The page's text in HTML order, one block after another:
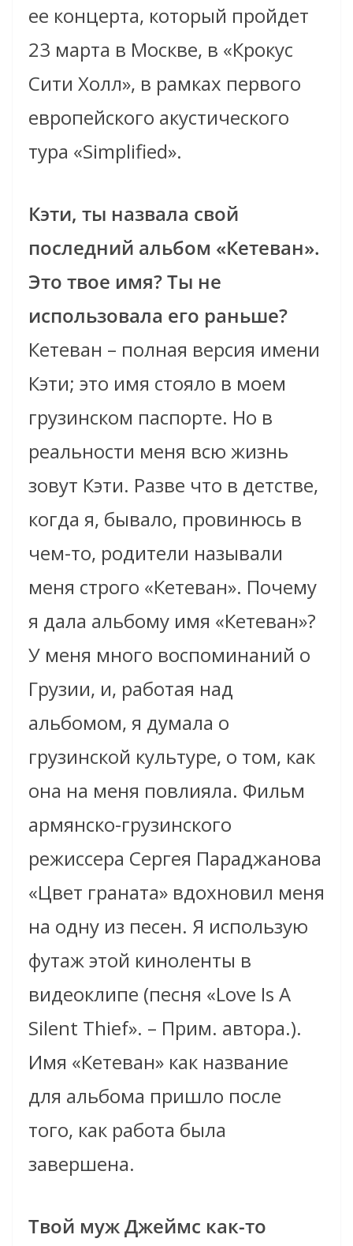
ее концерта, который пройдет
23 марта в Москве, в «Крокус
Сити Холл», в рамках первого
европейского акустического
тура «Simplified».
Кэти, ты назвала свой
последний альбом «Кетеван».
Это твое имя? Ты не
использовала его раньше?
Кетеван – полная версия имени
Кэти; это имя стояло в моем
грузинском паспорте. Но в
реальности меня всю жизнь
зовут Кэти. Разве что в детстве,
когда я, бывало, провинюсь в
чем-то, родители называли
меня строго «Кетеван». Почему
я дала альбому имя «Кетеван»?
У меня много воспоминаний о
Грузии, и, работая над
альбомом, я думала о
грузинской культуре, о том, как
она на меня повлияла. Фильм
армянско-грузинского
режиссера Сергея Параджанова
«Цвет граната» вдохновил меня
на одну из песен. Я использую
футаж этой киноленты в
видеоклипе (песня «Love Is A
Silent Thief». – Прим. автора.).
Имя «Кетеван» как название
для альбома пришло после
того, как работа была
завершена.
Твой муж Джеймс как-то